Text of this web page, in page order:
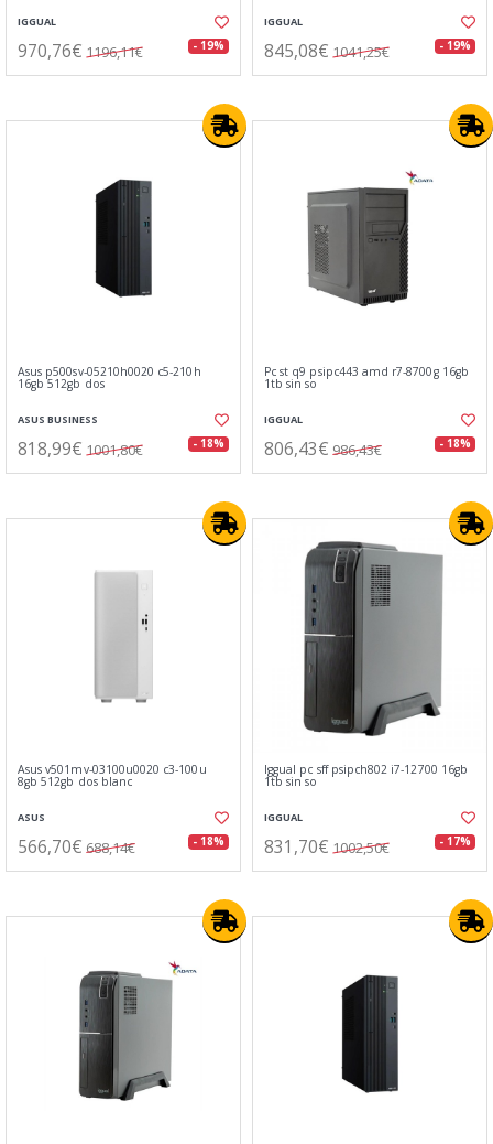
IGGUAL
970,76€ 1196,11€ - 19%
IGGUAL
845,08€ 1041,25€ - 19%
Asus p500sv-05210h0020 c5-210h
16gb 512gb dos
ASUS BUSINESS
818,99€ 1001,80€ - 18%
Pc st q9 psipc443 amd r7-8700g 16gb
1tb sin so
IGGUAL
806,43€ 986,43€ - 18%
Asus v501mv-03100u0020 c3-100u
8gb 512gb dos blanc
ASUS
566,70€ 688,14€ - 18%
Iggual pc sff psipch802 i7-12700 16gb
1tb sin so
IGGUAL
831,70€ 1002,50€ - 17%